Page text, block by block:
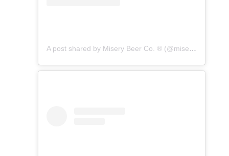
A post shared by Misery Beer Co. ® (@miserybeerco)